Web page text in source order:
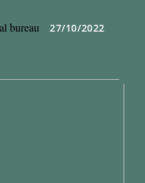
bureau 27/10/2022